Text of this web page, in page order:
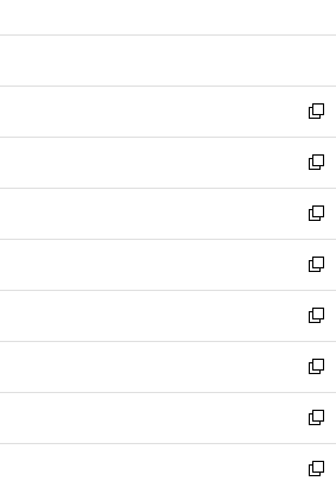
開
ウ
開
く
ン
ウ
で
開
く
ウ
ン
ド
ウ
で
開
く
新
し
い
ウ
ィ
ン
ド
ウ
で
開
く
新
し
い
ウ
ィ
ン
ド
ウ
で
開
く
新
し
い
ウ
ィ
ン
ド
ウ
で
開
く
新
し
い
ウ
ィ
ン
ド
ウ
で
新
し
い
ウ
ィ
ン
ド
新
し
い
ウ
ィ
新
し
い
新